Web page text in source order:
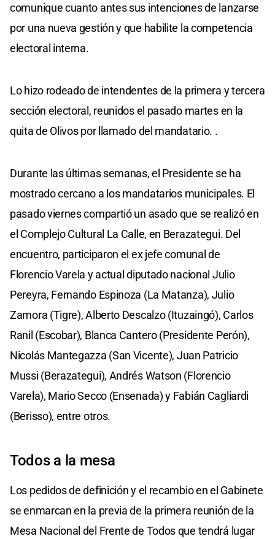
comunique cuanto antes sus intenciones de lanzarse
por una nueva gestión y que habilite la competencia
electoral interna.
Lo hizo rodeado de intendentes de la primera y tercera
sección electoral, reunidos el pasado martes en la
quita de Olivos por llamado del mandatario. .
Durante las últimas semanas, el Presidente se ha
mostrado cercano a los mandatarios municipales. El
pasado viernes compartió un asado que se realizó en
el Complejo Cultural La Calle, en Berazategui. Del
encuentro, participaron el ex jefe comunal de
Florencio Varela y actual diputado nacional Julio
Pereyra, Fernando Espinoza (La Matanza), Julio
Zamora (Tigre), Alberto Descalzo (Ituzaingó), Carlos
Ranil (Escobar), Blanca Cantero (Presidente Perón),
Nicolás Mantegazza (San Vicente), Juan Patricio
Mussi (Berazategui), Andrés Watson (Florencio
Varela), Mario Secco (Ensenada) y Fabián Cagliardi
(Berisso), entre otros.
Todos a la mesa
Los pedidos de definición y el recambio en el Gabinete
se enmarcan en la previa de la primera reunión de la
Mesa Nacional del Frente de Todos que tendrá lugar